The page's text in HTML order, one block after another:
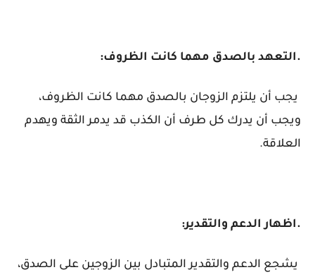
.التعهد بالصدق مهما كانت الظروف:
يجب أن يلتزم الزوجان بالصدق مهما كانت الظروف،
ويجب أن يدرك كل طرف أن الكذب قد يدمر الثقة ويهدم
العلاقة.
.اظهار الدعم والتقدير:
يشجع الدعم والتقدير المتبادل بين الزوجين على الصدق،